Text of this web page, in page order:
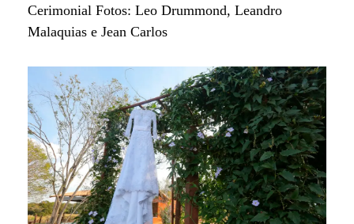
Cerimonial Fotos: Leo Drummond, Leandro
Malaquias e Jean Carlos